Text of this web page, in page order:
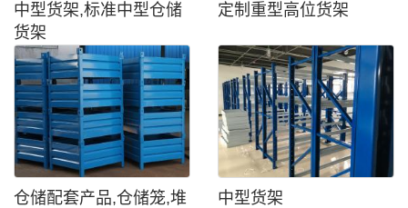
中型货架,标准中型仓储
货架
定制重型高位货架
仓储配套产品,仓储笼,堆
中型货架